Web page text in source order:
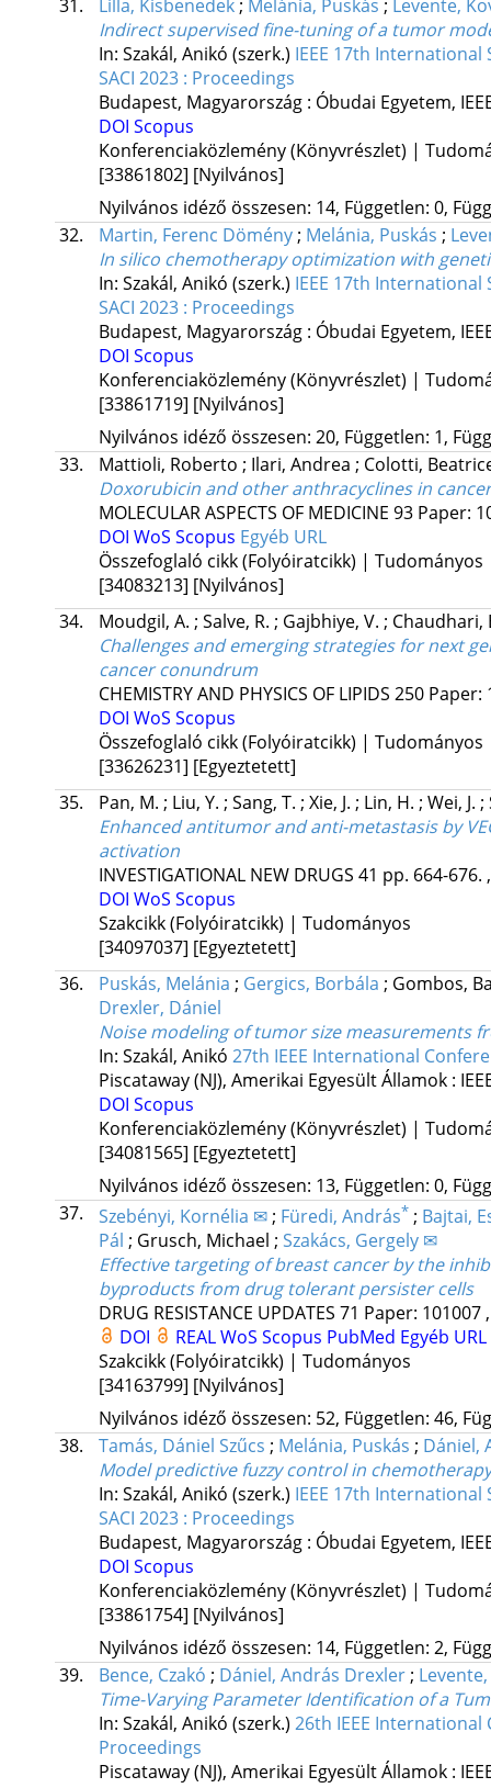
31.
Lilla, Kisbenedek ; Melánia, Puskás ; Levente,
Indirect supervised fine-tuning of a tumor
In: Szakál, Anikó (szerk.) IEEE 17th
SACI 2023 : Proceedings
Budapest, Magyarország : Óbudai Egyetem,
DOI Scopus
Konferenciaközlemény (Könyvrészlet) |
[33861802] [Nyilvános]
Nyilvános idéző összesen: 14, Független: 0,
32.
Martin, Ferenc Dömény ; Melánia, Puskás ;
In silico chemotherapy optimization with
In: Szakál, Anikó (szerk.) IEEE 17th
SACI 2023 : Proceedings
Budapest, Magyarország : Óbudai Egyetem,
DOI Scopus
Konferenciaközlemény (Könyvrészlet) |
[33861719] [Nyilvános]
Nyilvános idéző összesen: 20, Független: 1,
33.
Mattioli, Roberto ; Ilari, Andrea ; Colotti,
Doxorubicin and other anthracyclines in
MOLECULAR ASPECTS OF MEDICINE 93 Paper:
DOI WoS Scopus Egyéb URL
Összefoglaló cikk (Folyóiratcikk) | Tudományos
[34083213] [Nyilvános]
34.
Moudgil, A. ; Salve, R. ; Gajbhiye, V. ; Chaudhari,
Challenges and emerging strategies for next
cancer conundrum
CHEMISTRY AND PHYSICS OF LIPIDS 250 Paper:
DOI WoS Scopus
Összefoglaló cikk (Folyóiratcikk) | Tudományos
[33626231] [Egyeztetett]
35.
Pan, M. ; Liu, Y. ; Sang, T. ; Xie, J. ; Lin, H. ; Wei, J. ;
Enhanced antitumor and anti-metastasis by
activation
INVESTIGATIONAL NEW DRUGS 41 pp. 664-676.
DOI WoS Scopus
Szakcikk (Folyóiratcikk) | Tudományos
[34097037] [Egyeztetett]
36.
Puskás, Melánia ; Gergics, Borbála ; Gombos,
Drexler, Dániel
Noise modeling of tumor size measurements
In: Szakál, Anikó 27th IEEE International
Piscataway (NJ), Amerikai Egyesült Államok :
DOI Scopus
Konferenciaközlemény (Könyvrészlet) |
[34081565] [Egyeztetett]
Nyilvános idéző összesen: 13, Független: 0,
37.
Szebényi, Kornélia ✉; Füredi, András* ; Bajtai,
Pál ; Grusch, Michael ; Szakács, Gergely ✉
Effective targeting of breast cancer by the
byproducts from drug tolerant persister cells
DRUG RESISTANCE UPDATES 71 Paper: 101007
DOI
REALWoS Scopus PubMed Egyéb URL
Szakcikk (Folyóiratcikk) | Tudományos
[34163799] [Nyilvános]
Nyilvános idéző összesen: 52, Független: 46,
38.
Tamás, Dániel Szűcs ; Melánia, Puskás ; Dániel,
Model predictive fuzzy control in
In: Szakál, Anikó (szerk.) IEEE 17th
SACI 2023 : Proceedings
Budapest, Magyarország : Óbudai Egyetem,
DOI Scopus
Konferenciaközlemény (Könyvrészlet) |
[33861754] [Nyilvános]
Nyilvános idéző összesen: 14, Független: 2,
39.
Bence, Czakó ; Dániel, András Drexler;
Time-Varying Parameter Identification of a
In: Szakál, Anikó (szerk.) 26th IEEE International
Proceedings
Piscataway (NJ), Amerikai Egyesült Államok :